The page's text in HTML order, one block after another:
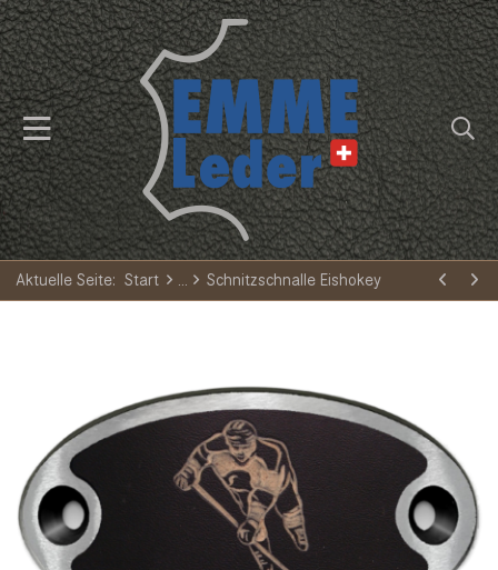
Aktuelle Seite: Start Schnitzschnalle Eishokey